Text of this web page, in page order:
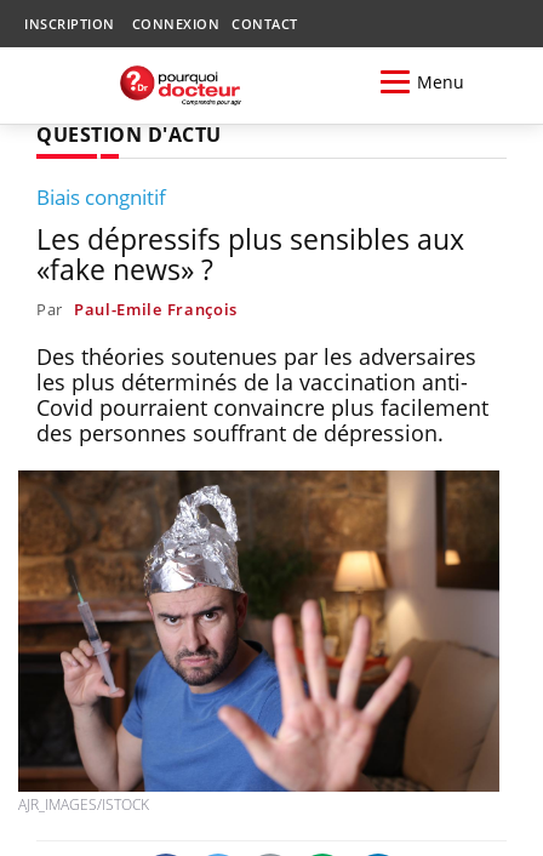
INSCRIPTION CONNEXION CONTACT
Menu
QUESTION D'ACTU
Biais congnitif
Les dépressifs plus sensibles aux
«fake news» ?
Par Paul-Emile François
Des théories soutenues par les adversaires
les plus déterminés de la vaccination anti-
Covid pourraient convaincre plus facilement
des personnes souffrant de dépression.
AJR_IMAGES/ISTOCK